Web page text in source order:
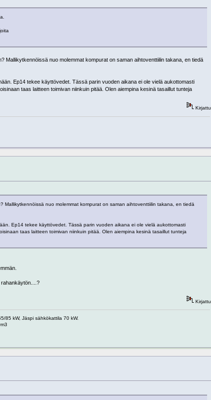
Mallikytkennöissä nuo molemmat kompurat on saman aihtoventtiilin takana, en tiedä
Ep14 tekee käyttövedet. Tässä parin vuoden aikana ei ole vielä aukottomasti
taas laitteen toimivan niinkuin pitää. Olen aiempina kesinä tasaillut tunteja
Kirjattu
nuo molemmat kompurat on saman aihtoventtiilin takana, en tiedä
Ep14 tekee käyttövedet. Tässä parin vuoden aikana ei ole vielä aukottomasti
taas laitteen toimivan niinkuin pitää. Olen aiempina kesinä tasaillut tunteja
Kirjattu
85 kW, Jäspi sähkökattila 70 kW.